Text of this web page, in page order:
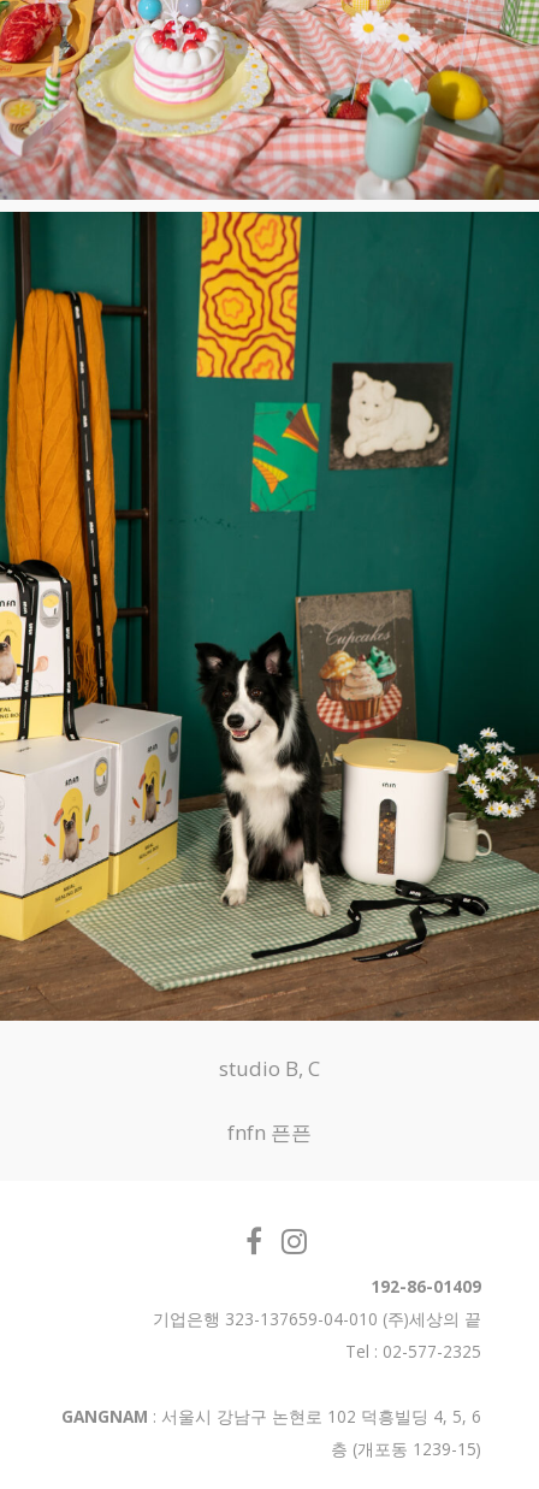
studio B, C
fnfn 픈픈
192-86-01409
기업은행 323-137659-04-010 (주)세상의 끝
Tel : 02-577-2325
GANGNAM : 서울시 강남구 논현로 102 덕흥빌딩 4, 5, 6
층 (개포동 1239-15)